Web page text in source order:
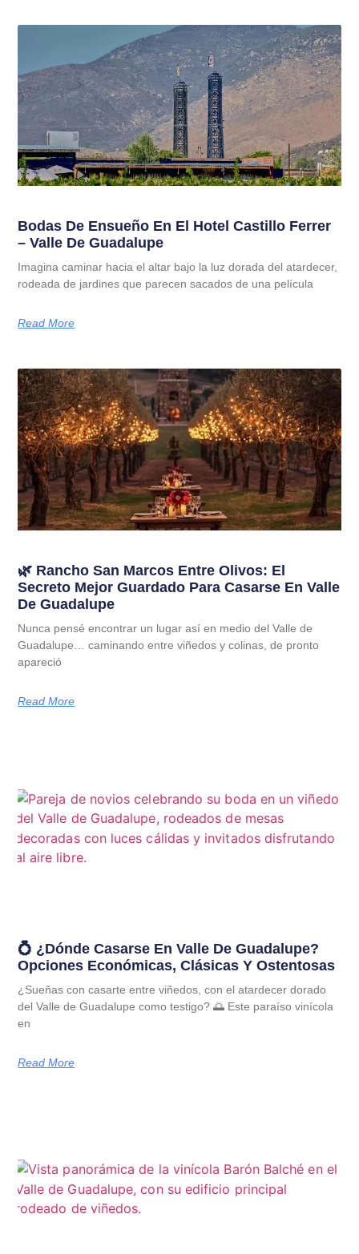
Bodas De Ensueño En El Hotel Castillo Ferrer
– Valle De Guadalupe
Imagina caminar hacia el altar bajo la luz dorada del atardecer,
rodeada de jardines que parecen sacados de una película
Read More
🌿 Rancho San Marcos Entre Olivos: El
Secreto Mejor Guardado Para Casarse En Valle
De Guadalupe
Nunca pensé encontrar un lugar así en medio del Valle de
Guadalupe… caminando entre viñedos y colinas, de pronto
apareció
Read More
💍 ¿Dónde Casarse En Valle De Guadalupe?
Opciones Económicas, Clásicas Y Ostentosas
¿Sueñas con casarte entre viñedos, con el atardecer dorado
del Valle de Guadalupe como testigo? 🌅 Este paraíso vinícola
en
Read More